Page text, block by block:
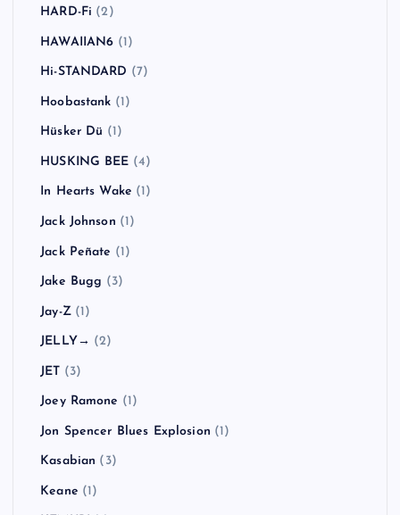
HARD-Fi (2)
HAWAIIAN6 (1)
Hi-STANDARD (7)
Hoobastank (1)
Hüsker Dü (1)
HUSKING BEE (4)
In Hearts Wake (1)
Jack Johnson (1)
Jack Peñate (1)
Jake Bugg (3)
Jay-Z(1)
JELLY→ (2)
JET (3)
Joey Ramone (1)
Jon Spencer Blues Explosion (1)
Kasabian (3)
Keane (1)